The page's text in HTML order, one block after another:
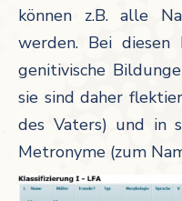
können z.B. alle
werden. Bei
genitivische
sie sind daher
des Vaters) und in
Metronyme (zum